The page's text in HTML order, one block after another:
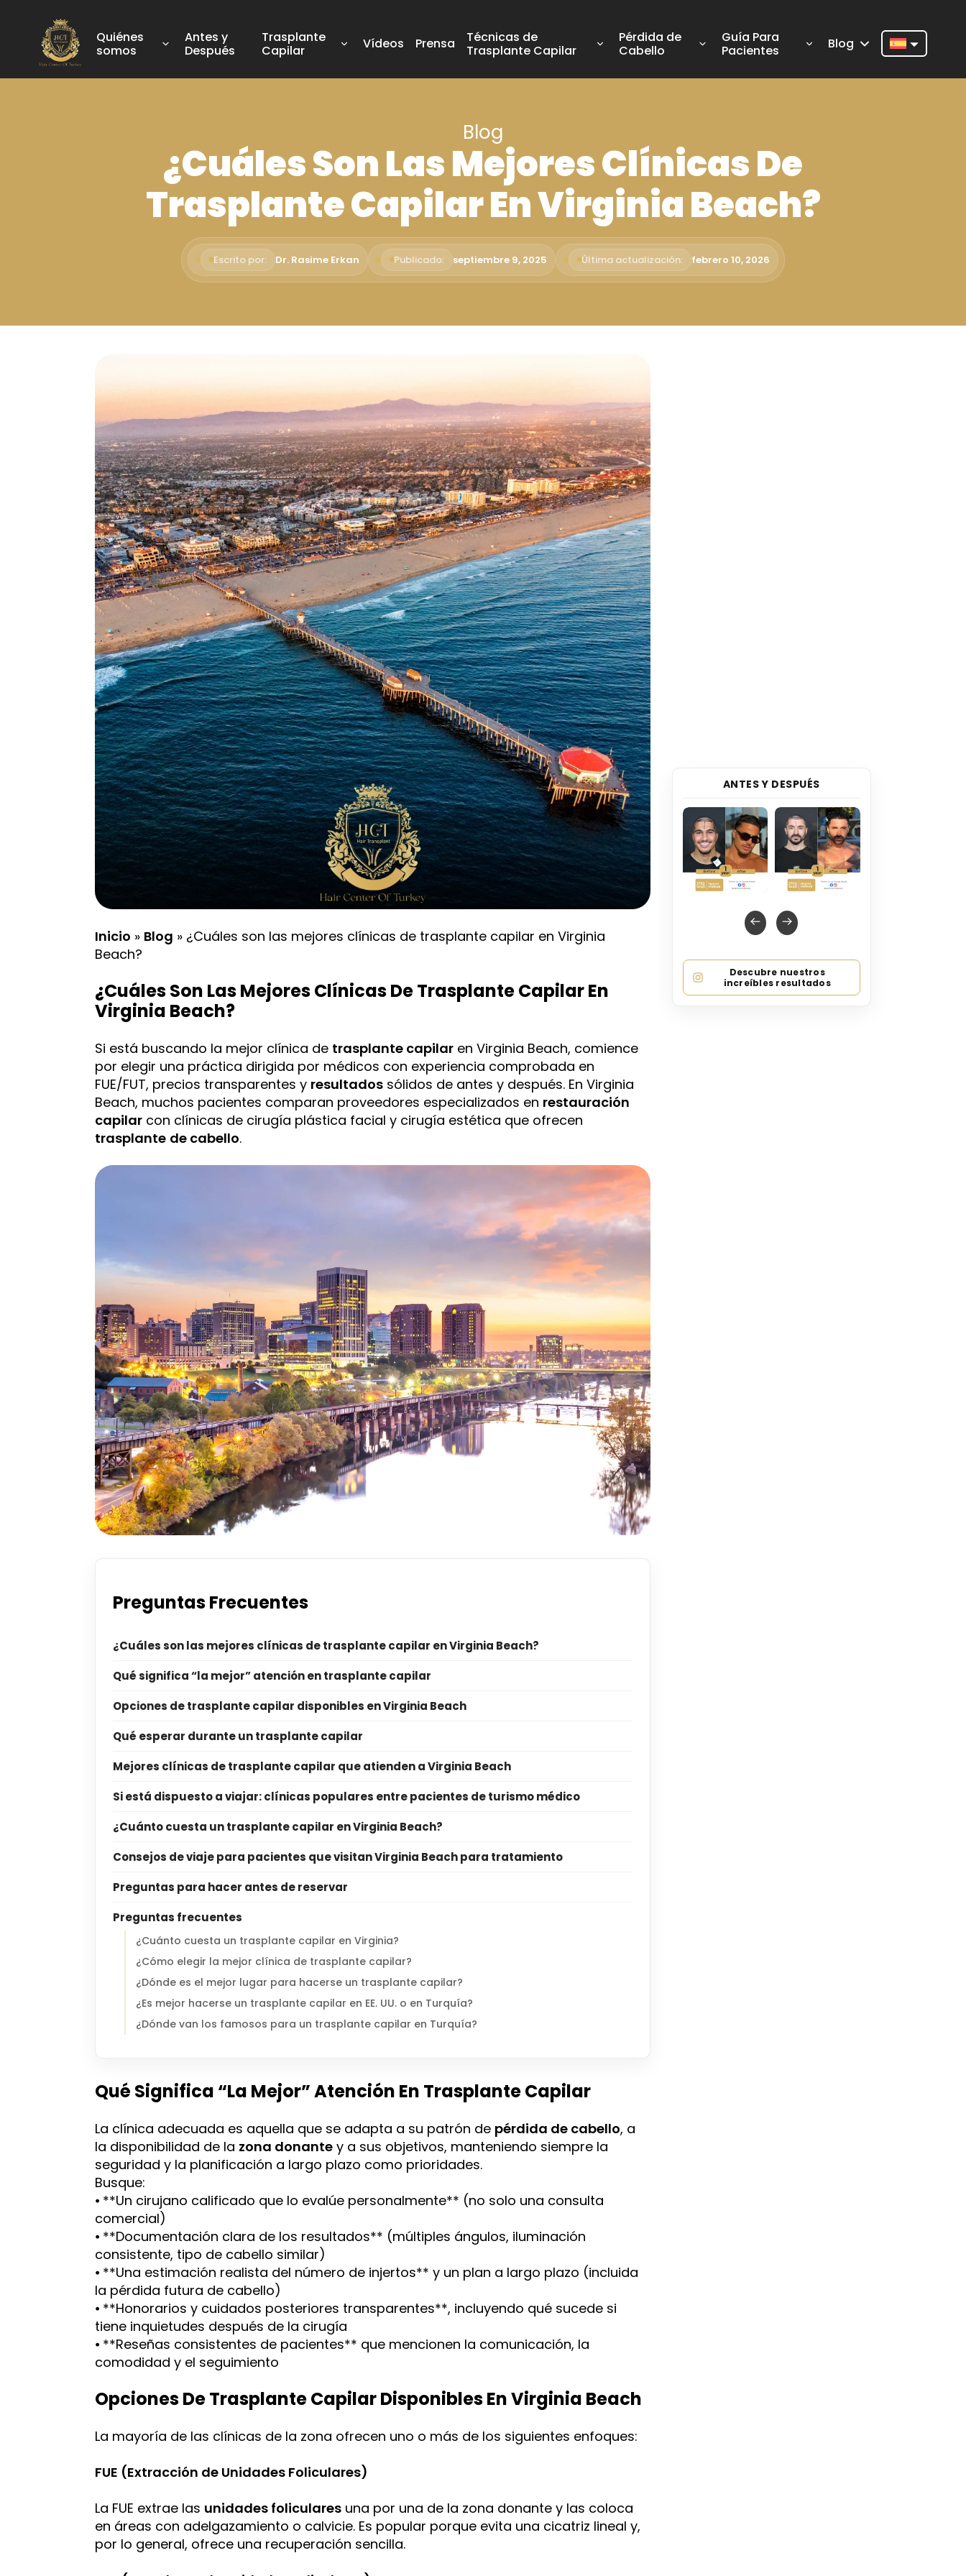
Quiénes
somos
Antes y
Después
Trasplante
Capilar
Vídeos Prensa
Técnicas de
Trasplante Capilar
Pérdida de
Cabello
Guía Para
Pacientes
Blog
Blog
¿Cuáles Son Las Mejores Clínicas De
Trasplante Capilar En Virginia Beach?
Escrito por: Dr. Rasime Erkan Publicado: septiembre 9, 2025 Última actualización: febrero 10, 2026
Inicio » Blog » ¿Cuáles son las mejores clínicas de trasplante capilar en Virginia
Beach?
¿Cuáles Son Las Mejores Clínicas De Trasplante Capilar En
Virginia Beach?
Si está buscando la mejor clínica de trasplante capilar en Virginia Beach, comience
por elegir una práctica dirigida por médicos con experiencia comprobada en
FUE/FUT, precios transparentes y resultados sólidos de antes y después. En Virginia
Beach, muchos pacientes comparan proveedores especializados en restauración
capilar con clínicas de cirugía plástica facial y cirugía estética que ofrecen
trasplante de cabello.
Preguntas Frecuentes
¿Cuáles son las mejores clínicas de trasplante capilar en Virginia Beach?
Qué significa “la mejor” atención en trasplante capilar
Opciones de trasplante capilar disponibles en Virginia Beach
Qué esperar durante un trasplante capilar
Mejores clínicas de trasplante capilar que atienden a Virginia Beach
Si está dispuesto a viajar: clínicas populares entre pacientes de turismo médico
¿Cuánto cuesta un trasplante capilar en Virginia Beach?
Consejos de viaje para pacientes que visitan Virginia Beach para tratamiento
Preguntas para hacer antes de reservar
Preguntas frecuentes
¿Cuánto cuesta un trasplante capilar en Virginia?
¿Cómo elegir la mejor clínica de trasplante capilar?
¿Dónde es el mejor lugar para hacerse un trasplante capilar?
¿Es mejor hacerse un trasplante capilar en EE. UU. o en Turquía?
¿Dónde van los famosos para un trasplante capilar en Turquía?
Qué Significa “la Mejor” Atención En Trasplante Capilar
La clínica adecuada es aquella que se adapta a su patrón de pérdida de cabello, a
la disponibilidad de la zona donante y a sus objetivos, manteniendo siempre la
seguridad y la planificación a largo plazo como prioridades.
Busque:
⦁ **Un cirujano calificado que lo evalúe personalmente** (no solo una consulta
comercial)
⦁ **Documentación clara de los resultados** (múltiples ángulos, iluminación
consistente, tipo de cabello similar)
⦁ **Una estimación realista del número de injertos** y un plan a largo plazo (incluida
la pérdida futura de cabello)
⦁ **Honorarios y cuidados posteriores transparentes**, incluyendo qué sucede si
tiene inquietudes después de la cirugía
⦁ **Reseñas consistentes de pacientes** que mencionen la comunicación, la
comodidad y el seguimiento
Opciones De Trasplante Capilar Disponibles En Virginia Beach
La mayoría de las clínicas de la zona ofrecen uno o más de los siguientes enfoques:
FUE (Extracción de Unidades Foliculares)
La FUE extrae las unidades foliculares una por una de la zona donante y las coloca
en áreas con adelgazamiento o calvicie. Es popular porque evita una cicatriz lineal y,
por lo general, ofrece una recuperación sencilla.
ANTES Y DESPUÉS
Descubre nuestros
increíbles resultados